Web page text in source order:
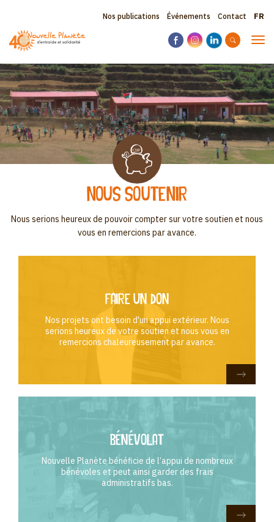
contenu
principal
Topbar
Nos publications Événements Contact
Nous soutenir
Nous serions heureux de pouvoir compter sur votre soutien et nous
vous en remercions par avance.
Faire un don
Nos projets ont besoin d'un appui extérieur. Nous
serions heureux de votre soutien et nous vous en
remercions chaleureusement par avance.
Bénévolat
Nouvelle Planète bénéficie de l’appui de nombreux
bénévoles et peut ainsi garder des frais
administratifs bas.